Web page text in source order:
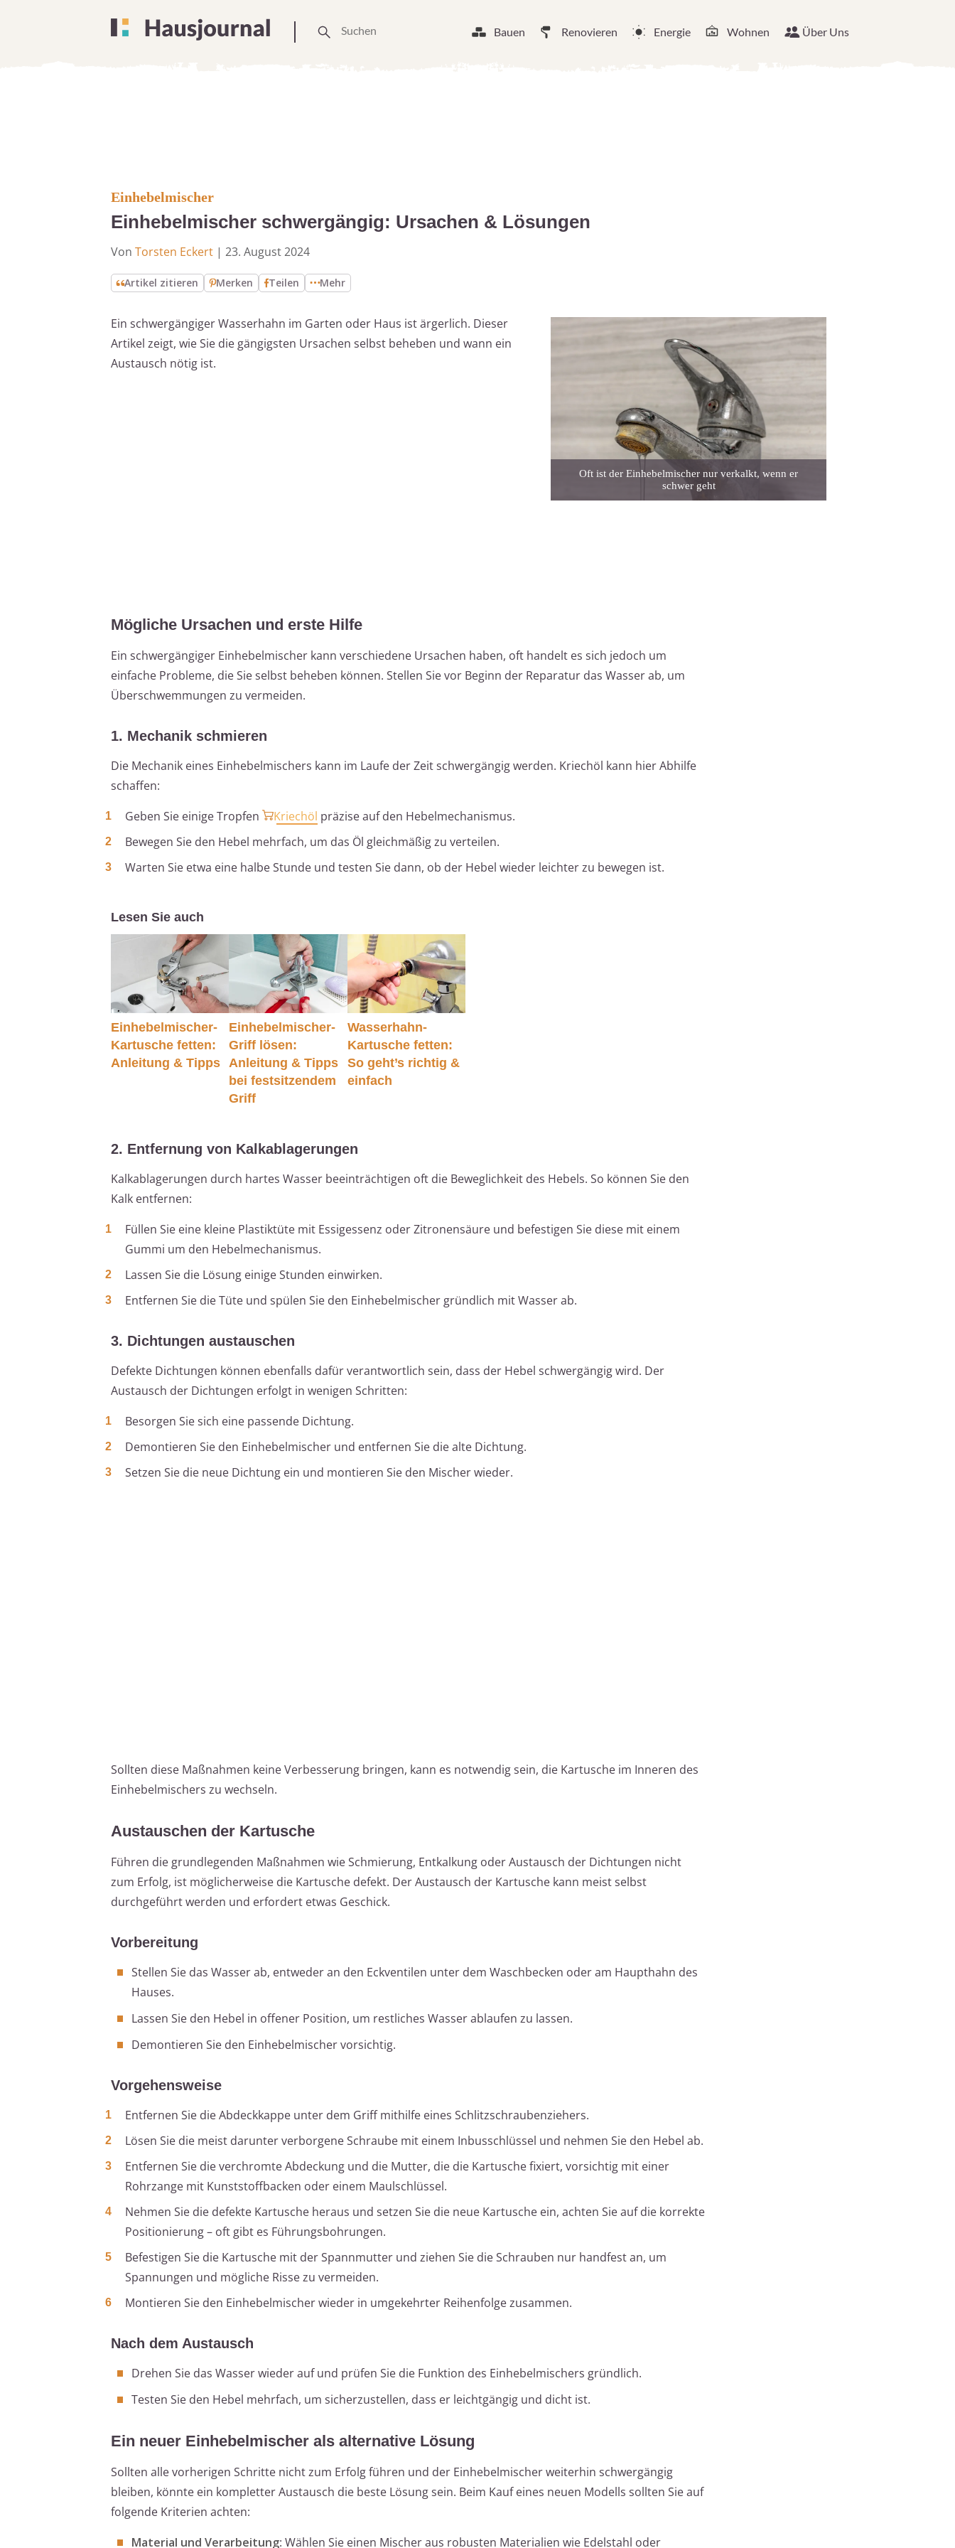
Bauen Renovieren Energie Wohnen Über Uns
Einhebelmischer
Einhebelmischer schwergängig: Ursachen & Lösungen
Von Torsten Eckert | 23. August 2024
Artikel zitieren Merken Teilen Mehr
Ein schwergängiger Wasserhahn im Garten oder Haus ist ärgerlich. Dieser
Artikel zeigt, wie Sie die gängigsten Ursachen selbst beheben und wann ein
Austausch nötig ist.
Oft ist der Einhebelmischer nur verkalkt, wenn er
schwer geht
Mögliche Ursachen und erste Hilfe
Ein schwergängiger Einhebelmischer kann verschiedene Ursachen haben, oft handelt es sich jedoch um
einfache Probleme, die Sie selbst beheben können. Stellen Sie vor Beginn der Reparatur das Wasser ab, um
Überschwemmungen zu vermeiden.
1. Mechanik schmieren
Die Mechanik eines Einhebelmischers kann im Laufe der Zeit schwergängig werden. Kriechöl kann hier Abhilfe
schaffen:
Geben Sie einige Tropfen
Kriechöl präzise auf den Hebelmechanismus.
Bewegen Sie den Hebel mehrfach, um das Öl gleichmäßig zu verteilen.
Warten Sie etwa eine halbe Stunde und testen Sie dann, ob der Hebel wieder leichter zu bewegen ist.
Lesen Sie auch
Einhebelmischer-
Kartusche fetten:
Anleitung & Tipps
Einhebelmischer-
Griff lösen:
Anleitung & Tipps
bei festsitzendem
Griff
Wasserhahn-
Kartusche fetten:
So geht’s richtig &
einfach
2. Entfernung von Kalkablagerungen
Kalkablagerungen durch hartes Wasser beeinträchtigen oft die Beweglichkeit des Hebels. So können Sie den
Kalk entfernen:
Füllen Sie eine kleine Plastiktüte mit Essigessenz oder Zitronensäure und befestigen Sie diese mit einem
Gummi um den Hebelmechanismus.
Lassen Sie die Lösung einige Stunden einwirken.
Entfernen Sie die Tüte und spülen Sie den Einhebelmischer gründlich mit Wasser ab.
3. Dichtungen austauschen
Defekte Dichtungen können ebenfalls dafür verantwortlich sein, dass der Hebel schwergängig wird. Der
Austausch der Dichtungen erfolgt in wenigen Schritten:
Besorgen Sie sich eine passende Dichtung.
Demontieren Sie den Einhebelmischer und entfernen Sie die alte Dichtung.
Setzen Sie die neue Dichtung ein und montieren Sie den Mischer wieder.
Sollten diese Maßnahmen keine Verbesserung bringen, kann es notwendig sein, die Kartusche im Inneren des
Einhebelmischers zu wechseln.
Austauschen der Kartusche
Führen die grundlegenden Maßnahmen wie Schmierung, Entkalkung oder Austausch der Dichtungen nicht
zum Erfolg, ist möglicherweise die Kartusche defekt. Der Austausch der Kartusche kann meist selbst
durchgeführt werden und erfordert etwas Geschick.
Vorbereitung
Stellen Sie das Wasser ab, entweder an den Eckventilen unter dem Waschbecken oder am Haupthahn des
Hauses.
Lassen Sie den Hebel in offener Position, um restliches Wasser ablaufen zu lassen.
Demontieren Sie den Einhebelmischer vorsichtig.
Vorgehensweise
Entfernen Sie die Abdeckkappe unter dem Griff mithilfe eines Schlitzschraubenziehers.
Lösen Sie die meist darunter verborgene Schraube mit einem Inbusschlüssel und nehmen Sie den Hebel ab.
Entfernen Sie die verchromte Abdeckung und die Mutter, die die Kartusche fixiert, vorsichtig mit einer
Rohrzange mit Kunststoffbacken oder einem Maulschlüssel.
Nehmen Sie die defekte Kartusche heraus und setzen Sie die neue Kartusche ein, achten Sie auf die korrekte
Positionierung – oft gibt es Führungsbohrungen.
Befestigen Sie die Kartusche mit der Spannmutter und ziehen Sie die Schrauben nur handfest an, um
Spannungen und mögliche Risse zu vermeiden.
Montieren Sie den Einhebelmischer wieder in umgekehrter Reihenfolge zusammen.
Nach dem Austausch
Drehen Sie das Wasser wieder auf und prüfen Sie die Funktion des Einhebelmischers gründlich.
Testen Sie den Hebel mehrfach, um sicherzustellen, dass er leichtgängig und dicht ist.
Ein neuer Einhebelmischer als alternative Lösung
Sollten alle vorherigen Schritte nicht zum Erfolg führen und der Einhebelmischer weiterhin schwergängig
bleiben, könnte ein kompletter Austausch die beste Lösung sein. Beim Kauf eines neuen Modells sollten Sie auf
folgende Kriterien achten:
Material und Verarbeitung: Wählen Sie einen Mischer aus robusten Materialien wie Edelstahl oder